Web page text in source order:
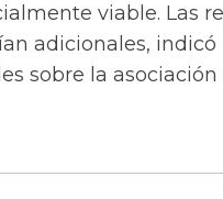
viable. Las
adicionales, indicó
sobre la asociación